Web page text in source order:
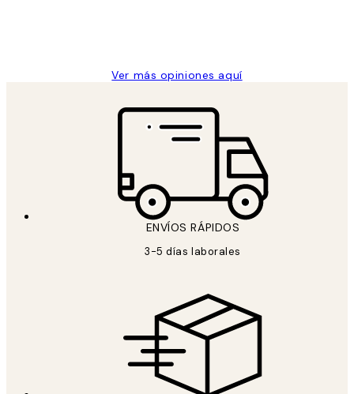
Ver más opiniones aquí
ENVÍOS RÁPIDOS
3-5 días laborales